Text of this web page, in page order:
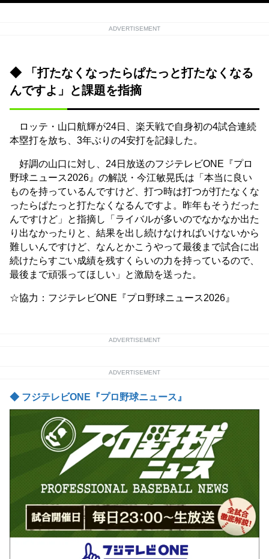
ADVERTISEMENT
◆ 「打たなくなったらぱたっと打たなくなる
んですよ」と課題を指摘
ロッテ・山口航輝が24日、楽天戦で自身初の4試合連続
本塁打を放ち、3年ぶりの4安打を記録した。
好調の山口に対し、24日放送のフジテレビONE『プロ
野球ニュース2026』の解説・今江敏晃氏は「本当に良い
ものを持っているんですけど、打つ時は打つが打たなくな
ったらぱたっと打たなくなるんですよ。昨年もそうだった
んですけど」と指摘し「ライバルが多いのでなかなか出た
り出なかったりと、結果を出し続けなければいけないから
難しいんですけど、なんとかこうやって最後まで試合に出
続けたらすごい成績を残すくらいの力を持っているので、
最後まで頑張ってほしい」と激励を送った。
☆協力：フジテレビONE『プロ野球ニュース2026』
ADVERTISEMENT
ADVERTISEMENT
◆ フジテレビONE『プロ野球ニュース』